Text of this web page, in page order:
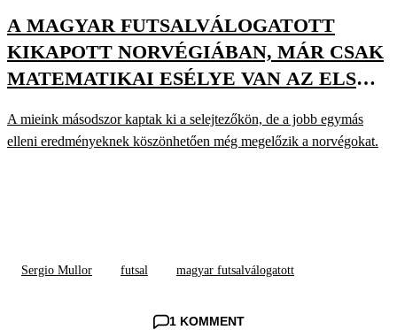
A MAGYAR FUTSALVÁLOGATOTT
KIKAPOTT NORVÉGIÁBAN, MÁR CSAK
MATEMATIKAI ESÉLYE VAN AZ ELSŐ
A mieink másodszor kaptak ki a selejtezőkön, de a jobb egymás
elleni eredményeknek köszönhetően még megelőzik a norvégokat.
Sergio Mullor futsal magyar futsalválogatott
1 KOMMENT